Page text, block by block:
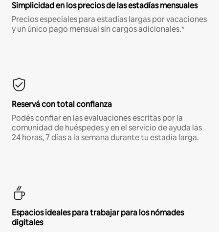
Simplicidad en los precios de las estadías mensuales
Precios especiales para estadías largas por vacaciones
y un único pago mensual sin cargos adicionales.*
Reservá con total confianza
Podés confiar en las evaluaciones escritas por la
comunidad de huéspedes y en el servicio de ayuda las
24 horas, 7 días a la semana durante tu estadía larga.
Espacios ideales para trabajar para los nómades
digitales